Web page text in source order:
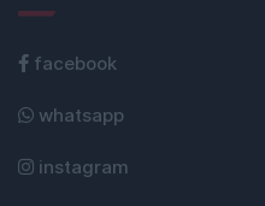
facebook
whatsapp
instagram